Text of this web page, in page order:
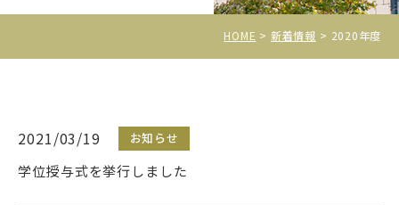
資料請求・お問い合わせ
HOME 新着情報 2020年度
2021/03/19 お知らせ
学位授与式を挙行しました